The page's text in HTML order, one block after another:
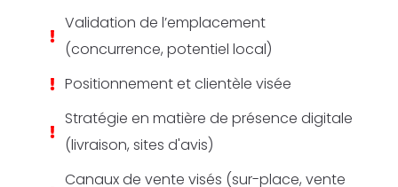
Validation de l’emplacement
(concurrence, potentiel local)
Positionnement et clientèle visée
Stratégie en matière de présence digitale
(livraison, sites d'avis)
Canaux de vente visés (sur-place, vente